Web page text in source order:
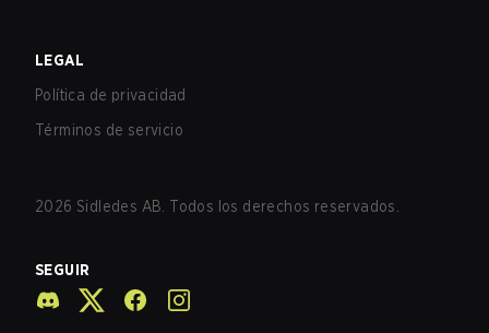
LEGAL
Política de privacidad
Términos de servicio
2026 Sidledes AB. Todos los derechos reservados.
SEGUIR